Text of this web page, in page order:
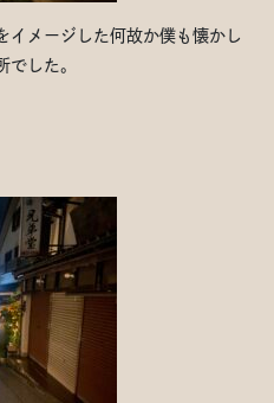
イメージした何故か僕も懐かし
でした。